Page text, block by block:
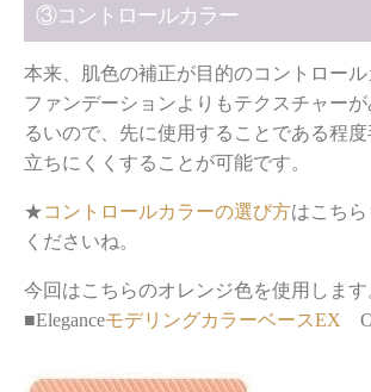
③コントロールカラー
本来、肌色の補正が目的のコントロール
ファンデーションよりもテクスチャー
るいので、先に使用することである程度
立ちにくくすることが可能です。
★コントロールカラーの選び方はこち
くださいね。
今回はこちらのオレンジ色を使用します
■EleganceモデリングカラーベースEX